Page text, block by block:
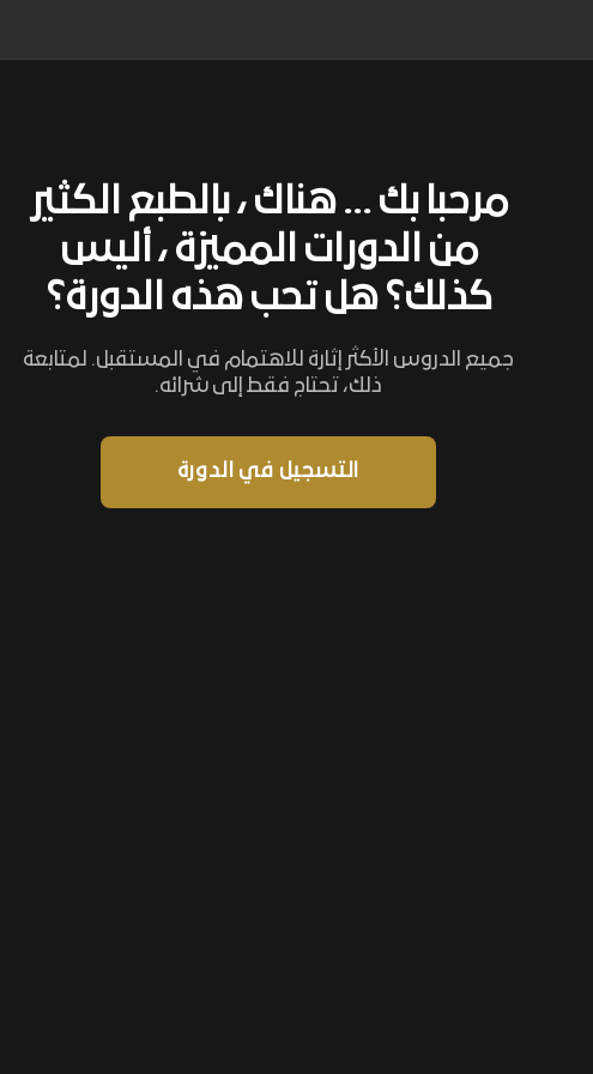
مرحبا بك ... هناك ، بالطبع الكثير
من الدورات المميزة ، أليس
كذلك؟ هل تحب هذه الدورة؟
جميع الدروس الأكثر إثارة للاهتمام في المستقبل. لمتابعة
ذلك، تحتاج فقط إلى شرائه.
التسجيل في الدورة